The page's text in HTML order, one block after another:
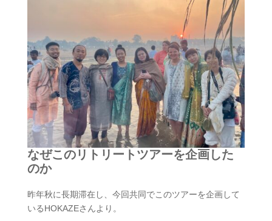
なぜこのリトリートツアーを企画した
のか
昨年秋に長期滞在し、今回共同でこのツアーを企画して
いるHOKAZEさんより。